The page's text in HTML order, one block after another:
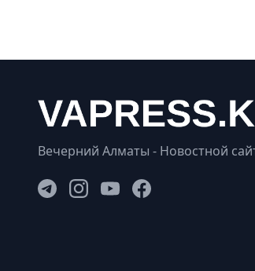
Вечерний Алматы - Новостной